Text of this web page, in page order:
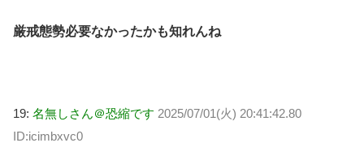
厳戒態勢必要なかったかも知れんね
19: 名無しさん＠恐縮です 2025/07/01(火) 20:41:42.80
ID:icimbxvc0